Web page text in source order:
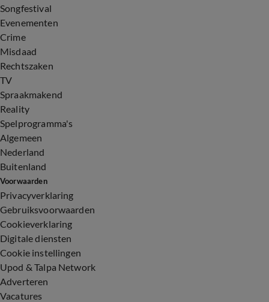
Songfestival
Evenementen
Crime
Misdaad
Rechtszaken
TV
Spraakmakend
Reality
Spelprogramma's
Algemeen
Nederland
Buitenland
Voorwaarden
Privacyverklaring
Gebruiksvoorwaarden
Cookieverklaring
Digitale diensten
Cookie instellingen
Upod & Talpa Network
Adverteren
Vacatures